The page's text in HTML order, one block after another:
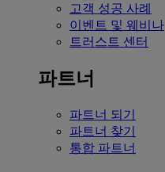
고객 성공 사례
이벤트 및 웨비나
트러스트 센터
파트너
파트너 되기
파트너 찾기
통합 파트너